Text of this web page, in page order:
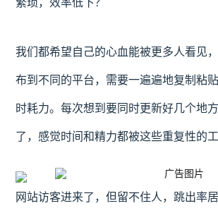
我们都希望自己的心血能被更多人看见
布到不同的平台，需要一遍遍地复制粘
时耗力。每次想到要同时更新好几个地
了，感觉时间和精力都被这些重复性的工
网站访客进来了，但留不住人，跳出率